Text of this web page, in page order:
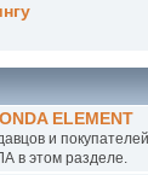
ELEMENT
и
в этом разделе.